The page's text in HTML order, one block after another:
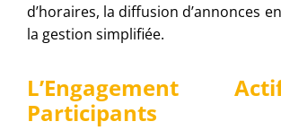
d’horaires, la diffusion d’annonces
la gestion simplifiée.
L’Engagement
Participants